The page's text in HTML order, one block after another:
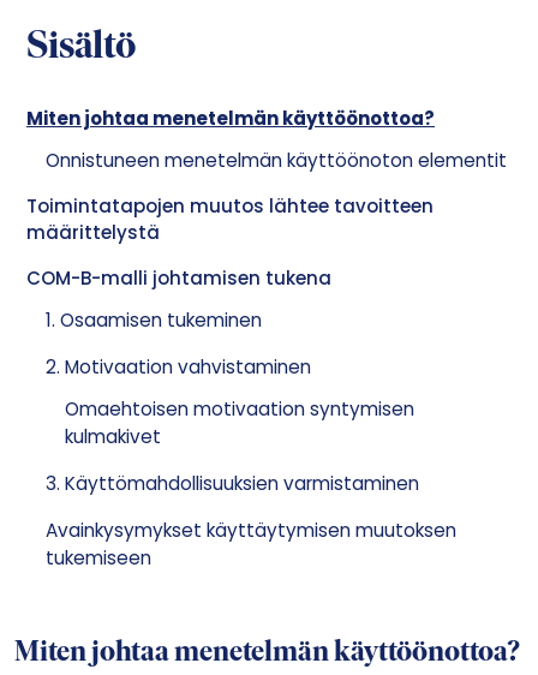
Sisältö
Miten johtaa menetelmän käyttöönottoa?
Onnistuneen menetelmän käyttöönoton elementit
Toimintatapojen muutos lähtee tavoitteen
määrittelystä
COM-B-malli johtamisen tukena
1. Osaamisen tukeminen
2. Motivaation vahvistaminen
Omaehtoisen motivaation syntymisen
kulmakivet
3. Käyttömahdollisuuksien varmistaminen
Avainkysymykset käyttäytymisen muutoksen
tukemiseen
Miten johtaa menetelmän käyttöönottoa?